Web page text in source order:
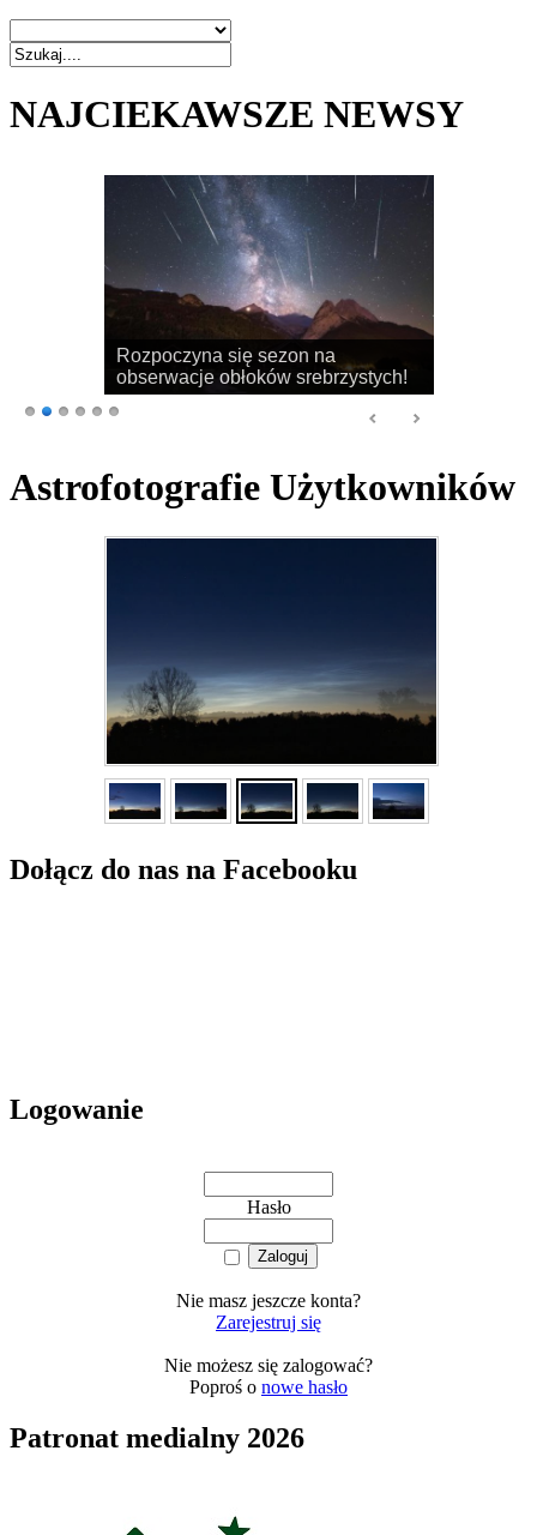
NAJCIEKAWSZE NEWSY
Rozpoczyna się sezon na
obserwacje obłoków srebrzystych!
Astrofotografie Użytkowników
Dołącz do nas na Facebooku
Logowanie
Hasło
Nie masz jeszcze konta?
Zarejestruj się
Nie możesz się zalogować?
Poproś o nowe hasło
Patronat medialny 2026